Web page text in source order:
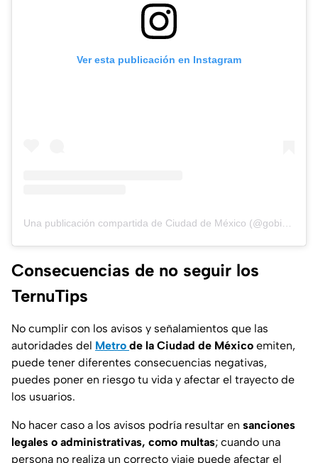
Ver esta publicación en Instagram
Una publicación compartida de Ciudad de México (@gobiernocdmx)
Consecuencias de no seguir los
TernuTips
No cumplir con los avisos y señalamientos que las
autoridades del Metro de la Ciudad de México emiten,
puede tener diferentes consecuencias negativas,
puedes poner en riesgo tu vida y afectar el trayecto de
los usuarios.
No hacer caso a los avisos podría resultar en sanciones
legales o administrativas, como multas; cuando una
persona no realiza un correcto viaje puede afectar el